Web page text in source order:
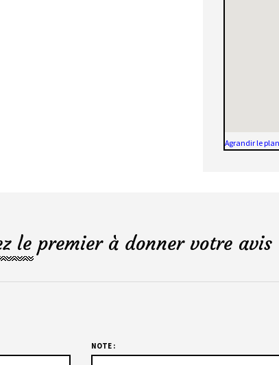
Agrandir le plan
le premier à donner votre
NOTE :